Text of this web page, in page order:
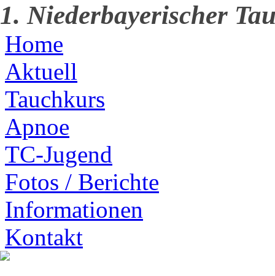
1. Niederbayerischer
Home
Aktuell
Tauchkurs
Apnoe
TC-Jugend
Fotos / Berichte
Informationen
Kontakt